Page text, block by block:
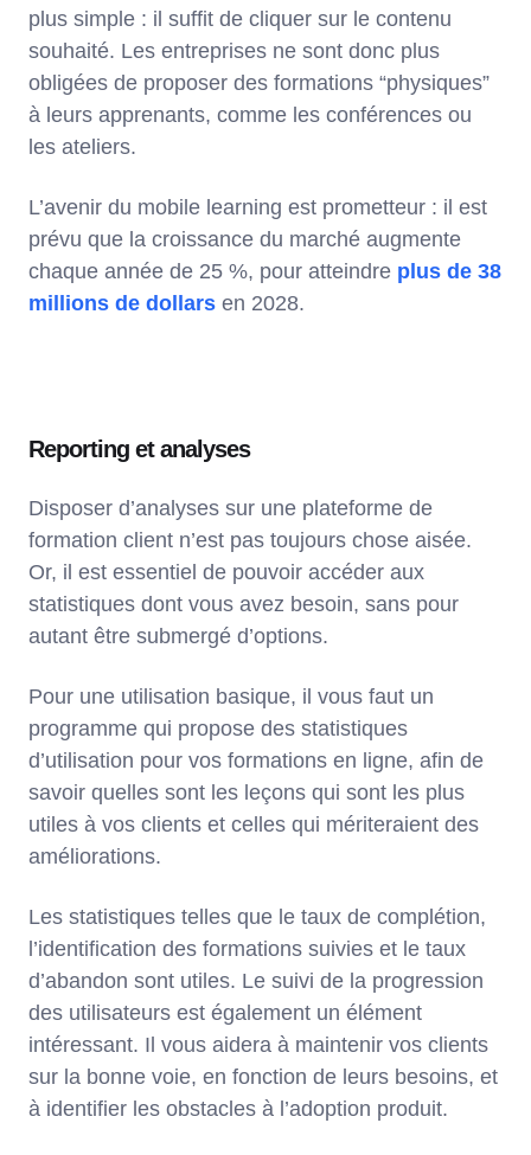
plus simple : il suffit de cliquer sur le contenu
souhaité. Les entreprises ne sont donc plus
obligées de proposer des formations “physiques”
à leurs apprenants, comme les conférences ou
les ateliers.
L’avenir du mobile learning est prometteur : il est
prévu que la croissance du marché augmente
chaque année de 25 %, pour atteindre plus de 38
millions de dollars en 2028.
Reporting et analyses
Disposer d’analyses sur une plateforme de
formation client n’est pas toujours chose aisée.
Or, il est essentiel de pouvoir accéder aux
statistiques dont vous avez besoin, sans pour
autant être submergé d’options.
Pour une utilisation basique, il vous faut un
programme qui propose des statistiques
d’utilisation pour vos formations en ligne, afin de
savoir quelles sont les leçons qui sont les plus
utiles à vos clients et celles qui mériteraient des
améliorations.
Les statistiques telles que le taux de complétion,
l’identification des formations suivies et le taux
d’abandon sont utiles. Le suivi de la progression
des utilisateurs est également un élément
intéressant. Il vous aidera à maintenir vos clients
sur la bonne voie, en fonction de leurs besoins, et
à identifier les obstacles à l’adoption produit.